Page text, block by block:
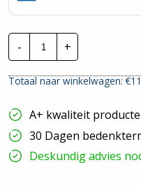
-
CTie
Handmatig
Tyrap
voor
Tyraps
tot
12.7mm
breed
hoeveelheid
+
Totaal naar winkelwagen: €
A+ kwaliteit
30 Dagen
Deskundig advies